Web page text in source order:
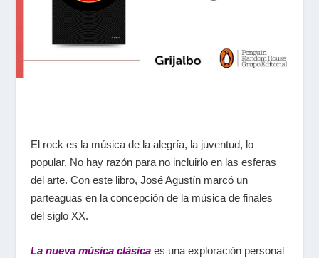
El rock es la música de la alegría, la juventud, lo
popular. No hay razón para no incluirlo en las esferas
del arte. Con este libro, José Agustín marcó un
parteaguas en la concepción de la música de finales
del siglo XX.
La nueva música clásicaes una exploración personal